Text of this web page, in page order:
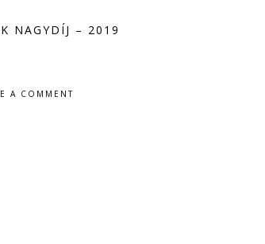
NAGYDÍJ – 2019
A COMMENT